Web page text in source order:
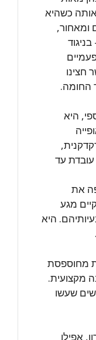
כשהיא
ומאחור,
החומה.
היא
עד
את
מגע
היא
מחוספסת
מקצועית.
שעשו
אפילו